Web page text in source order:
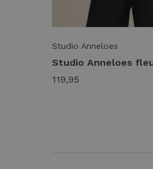
Studio Anneloes
119,95